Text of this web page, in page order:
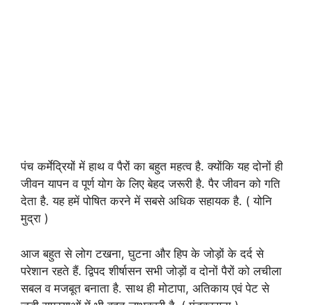
पंच कर्मेद्रियों में हाथ व पैरों का बहुत महत्व है. क्योंकि यह दोनों ही
जीवन यापन व पूर्ण योग के लिए बेहद जरूरी है. पैर जीवन को गति
देता है. यह हमें पोषित करने में सबसे अधिक सहायक है. ( योनि
मुद्रा )
आज बहुत से लोग टखना, घुटना और हिप के जोड़ों के दर्द से
परेशान रहते हैं. द्विपद शीर्षासन सभी जोड़ों व दोनों पैरों को लचीला
सबल व मजबूत बनाता है. साथ ही मोटापा, अतिकाय एवं पेट से